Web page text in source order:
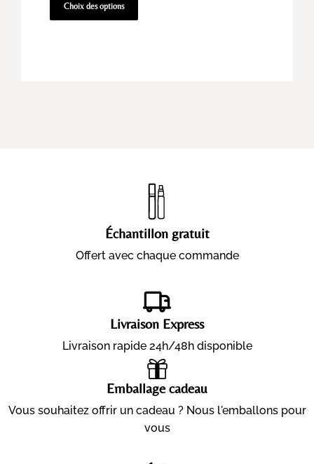
Choix des options
Échantillon gratuit
Offert avec chaque commande
Livraison Express
Livraison rapide 24h/48h disponible
Emballage cadeau
Vous souhaitez offrir un cadeau ? Nous l'emballons pour
vous